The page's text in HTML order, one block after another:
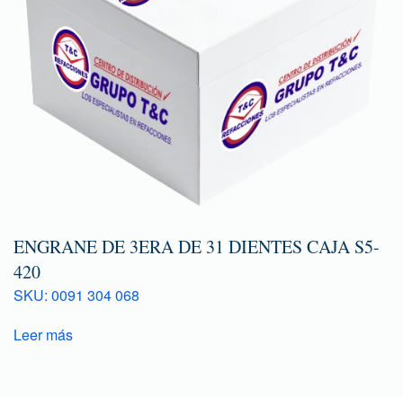
ENGRANE DE 3ERA DE 31 DIENTES CAJA S5-
420
SKU: 0091 304 068
Leer más